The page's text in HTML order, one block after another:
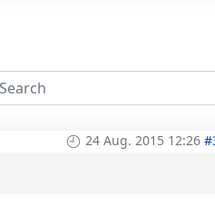
24 Aug. 2015 12:26